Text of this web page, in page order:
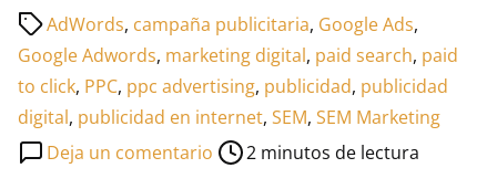
AdWords, campaña publicitaria, Google Ads,
Google Adwords, marketing digital, paid search, paid
to click, PPC, ppc advertising, publicidad, publicidad
digital, publicidad en internet, SEM, SEM Marketing
Deja un comentario en
Tiempo
de
lectura
de
la
2 minutos de lectura